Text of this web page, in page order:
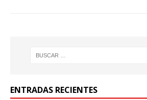
ENTRADAS RECIENTES